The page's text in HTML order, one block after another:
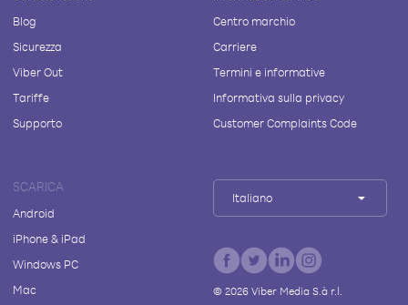
Blog
Sicurezza
Viber Out
Tariffe
Supporto
Centro marchio
Carriere
Termini e informative
Informativa sulla privacy
Customer Complaints Code
SCARICA
Android
iPhone & iPad
Windows PC
Mac
Italiano
© 2026Viber Media S.à r.l.